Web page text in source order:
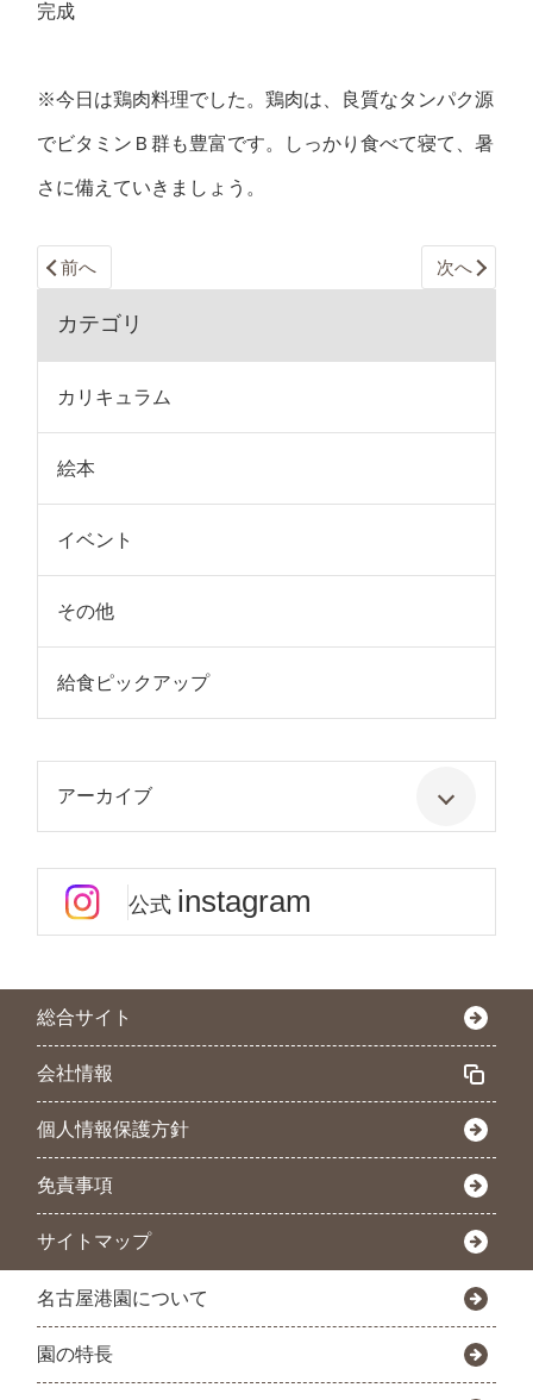
完成
※今日は鶏肉料理でした。鶏肉は、良質なタンパク源
でビタミンＢ群も豊富です。しっかり食べて寝て、暑
さに備えていきましょう。
前へ 次へ
カテゴリ
カリキュラム
絵本
イベント
その他
給食ピックアップ
アーカイブ
公式 instagram
総合サイト
会社情報
個人情報保護方針
免責事項
サイトマップ
名古屋港園について
園の特長